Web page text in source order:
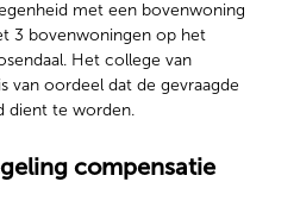
met een bovenwoning
3 bovenwoningen op het
Het college van
van oordeel dat de gevraagde
dient te worden.
compensatie